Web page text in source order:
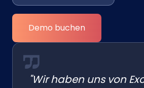
Demo buchen
"Wir haben uns von